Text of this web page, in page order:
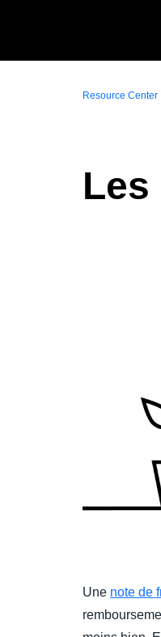
Resource Center
Une note de